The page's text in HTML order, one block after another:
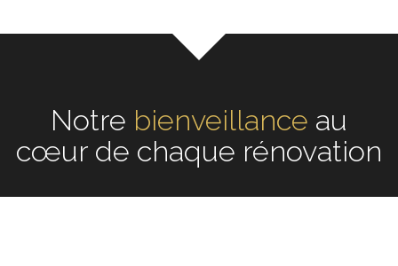
Notreécouteau cœur de
chaque rénovation